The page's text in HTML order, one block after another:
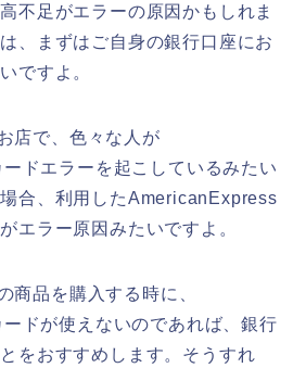
不足がエラーの原因かもしれま
、まずはご自身の銀行口座にお
ですよ。
店で、色々な人が
ドエラーを起こしているみたい
合、利用したAmericanExpress
エラー原因みたいですよ。
商品を購入する時に、
ドが使えないのであれば、銀行
をおすすめします。そうすれ